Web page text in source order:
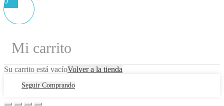
Mi carrito
Su carrito está vacíoVolver a la tienda
Seguir Comprando